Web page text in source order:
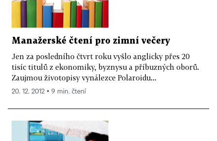
Manažerské čtení pro zimní večery
Jen za posledního čtvrt roku vyšlo anglicky přes 20
tisíc titulů z ekonomiky, byznysu a příbuzných oborů.
Zaujmou životopisy vynálezce Polaroidu...
20. 12. 2012 ▪ 9 min. čtení